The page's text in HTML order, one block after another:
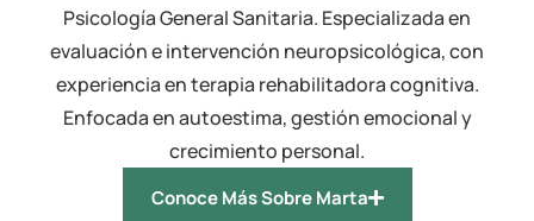
Psicología General Sanitaria. Especializada en
evaluación e intervención neuropsicológica, con
experiencia en terapia rehabilitadora cognitiva.
Enfocada en autoestima, gestión emocional y
crecimiento personal.
Conoce Más Sobre Marta